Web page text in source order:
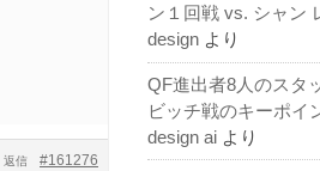
#161276
返信
ン１回戦 vs. シャン
design より
QF進出者8人のスタ
ビッチ戦のキーポ
design ai より